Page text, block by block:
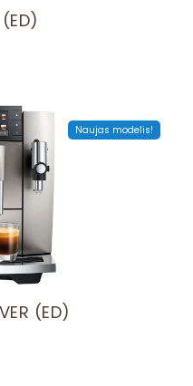
Naujas modelis!
(ED)